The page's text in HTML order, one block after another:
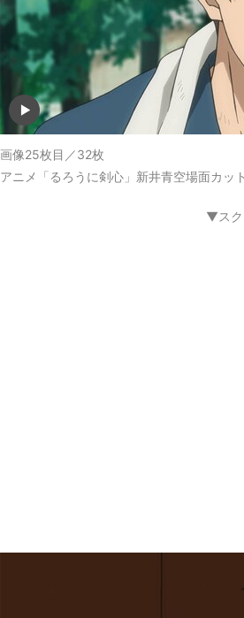
画像25枚目／32枚
アニメ「るろうに剣心」新井青空場面カッ
▼スク